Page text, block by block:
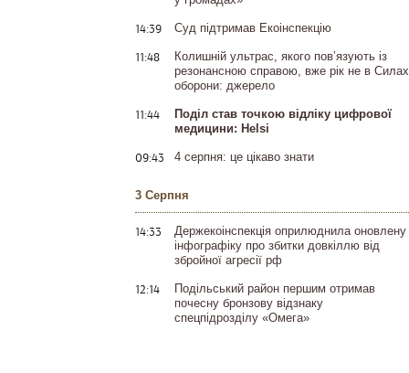
14:39 Суд підтримав Екоінспекцію
11:48
Колишній ультрас, якого пов’язують із
резонансною справою, вже рік не в Силах
оборони: джерело
11:44
Поділ став точкою відліку цифрової
медицини: Helsi
09:43 4 серпня: це цікаво знати
3 Серпня
14:33
Держекоінспекція оприлюднила оновлену
інфографіку про збитки довкіллю від
збройної агресії рф
12:14
Подільський район першим отримав
почесну бронзову відзнаку
спецпідрозділу «Омега»